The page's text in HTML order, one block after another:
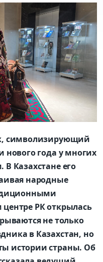
символизирующий
нового года у многих
Казахстане его
народные
РК открылась
не только
в Казахстан, но
истории страны. Об